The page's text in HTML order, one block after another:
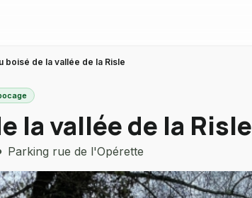
boisé de la vallée de la Risle
la vallée de la Risle
Parking rue de l'Opérette